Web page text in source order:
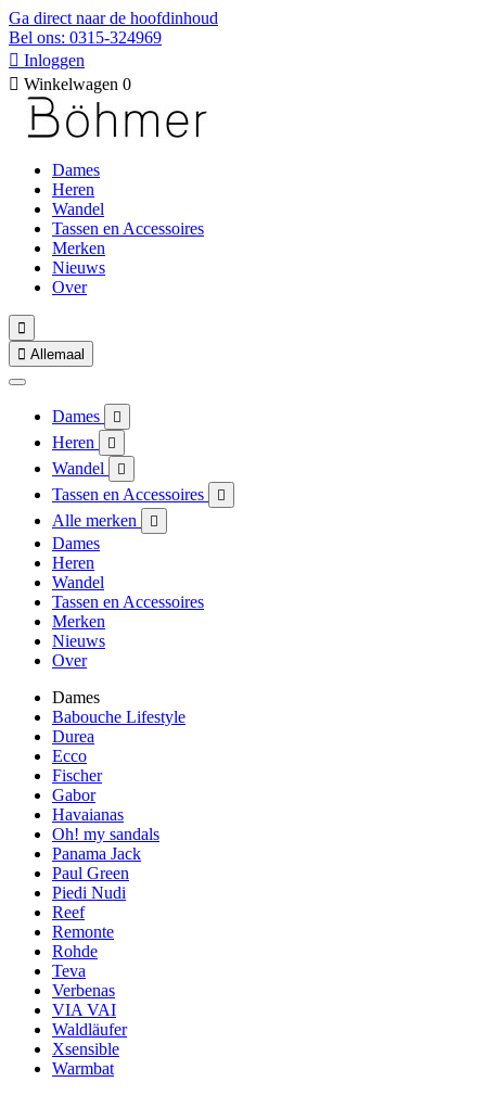
Ga direct naar de hoofdinhoud
Bel ons: 0315-324969
 Inloggen
 Winkelwagen 0
Dames
Heren
Wandel
Tassen en Accessoires
Merken
Nieuws
Over

 Allemaal
Dames 
Heren 
Wandel 
Tassen en Accessoires 
Alle merken 
Dames
Heren
Wandel
Tassen en Accessoires
Merken
Nieuws
Over
Dames
Babouche Lifestyle
Durea
Ecco
Fischer
Gabor
Havaianas
Oh! my sandals
Panama Jack
Paul Green
Piedi Nudi
Reef
Remonte
Rohde
Teva
Verbenas
VIA VAI
Waldläufer
Xsensible
Warmbat